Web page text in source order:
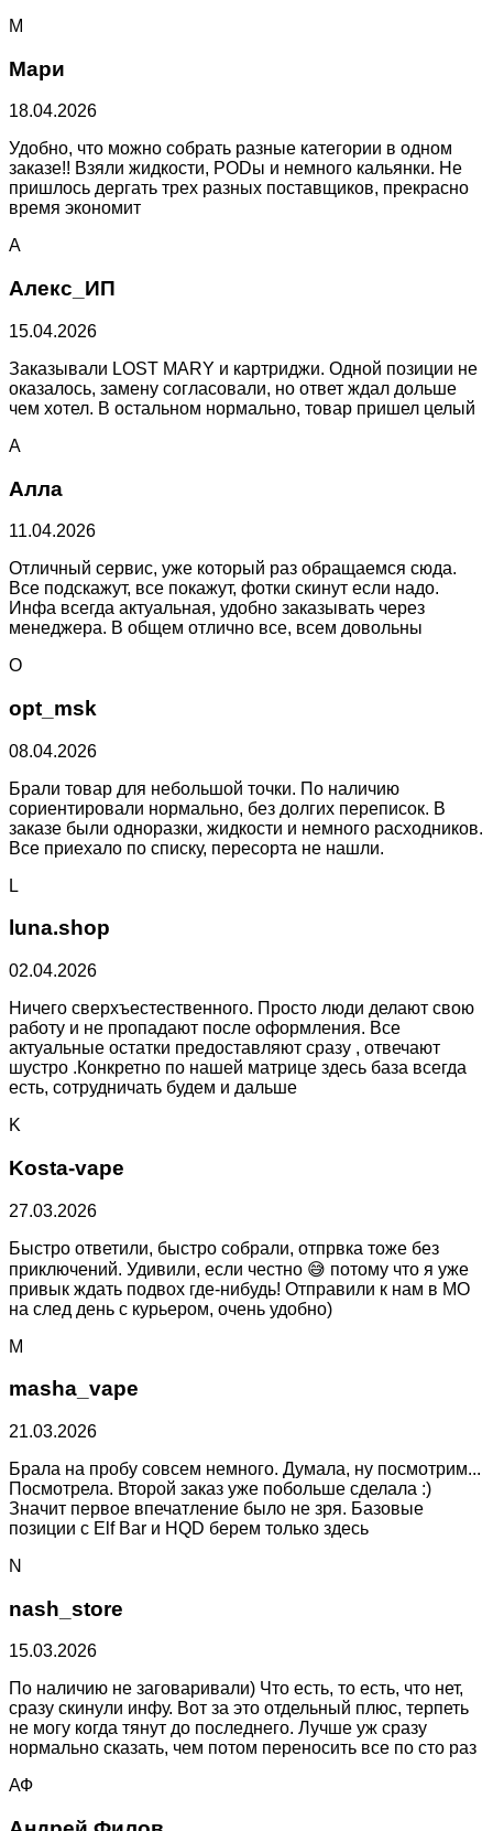
М
Мари
18.04.2026
Удобно, что можно собрать разные категории в одном
заказе!! Взяли жидкости, PODы и немного кальянки. Не
пришлось дергать трех разных поставщиков, прекрасно
время экономит
А
Алекс_ИП
15.04.2026
Заказывали LOST MARY и картриджи. Одной позиции не
оказалось, замену согласовали, но ответ ждал дольше
чем хотел. В остальном нормально, товар пришел целый
А
Алла
11.04.2026
Отличный сервис, уже который раз обращаемся сюда.
Все подскажут, все покажут, фотки скинут если надо.
Инфа всегда актуальная, удобно заказывать через
менеджера. В общем отлично все, всем довольны
O
opt_msk
08.04.2026
Брали товар для небольшой точки. По наличию
сориентировали нормально, без долгих переписок. В
заказе были одноразки, жидкости и немного расходников.
Все приехало по списку, пересорта не нашли.
L
luna.shop
02.04.2026
Ничего сверхъестественного. Просто люди делают свою
работу и не пропадают после оформления. Все
актуальные остатки предоставляют сразу , отвечают
шустро .Конкретно по нашей матрице здесь база всегда
есть, сотрудничать будем и дальше
K
Kosta-vape
27.03.2026
Быстро ответили, быстро собрали, отпрвка тоже без
приключений. Удивили, если честно 😅 потому что я уже
привык ждать подвох где-нибудь! Отправили к нам в МО
на след день с курьером, очень удобно)
M
masha_vape
21.03.2026
Брала на пробу совсем немного. Думала, ну посмотрим...
Посмотрела. Второй заказ уже побольше сделала :)
Значит первое впечатление было не зря. Базовые
позиции с Elf Bar и HQD берем только здесь
N
nash_store
15.03.2026
По наличию не заговаривали) Что есть, то есть, что нет,
сразу скинули инфу. Вот за это отдельный плюс, терпеть
не могу когда тянут до последнего. Лучше уж сразу
нормально сказать, чем потом переносить все по сто раз
АФ